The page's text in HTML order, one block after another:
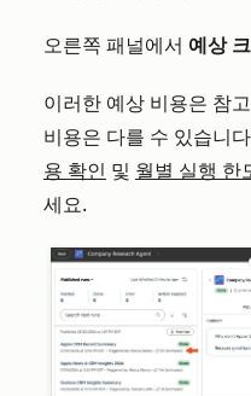
오른쪽 패널에서 예상
이러한 예상 비용은 참
비용은 다를 수 있습니
용 확인 및 월별 실행 한
세요.